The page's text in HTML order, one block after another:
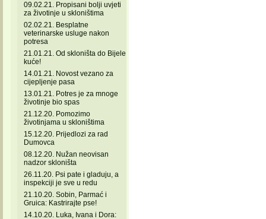
09.02.21. Propisani bolji uvjeti
za životinje u skloništima
02.02.21. Besplatne
veterinarske usluge nakon
potresa
21.01.21. Od skloništa do Bijele
kuće!
14.01.21. Novost vezano za
cijepljenje pasa
13.01.21. Potres je za mnoge
životinje bio spas
21.12.20. Pomozimo
životinjama u skloništima
15.12.20. Prijedlozi za rad
Dumovca
08.12.20. Nužan neovisan
nadzor skloništa
26.11.20. Psi pate i gladuju, a
inspekciji je sve u redu
21.10.20. Sobin, Parmać i
Gruica: Kastrirajte pse!
14.10.20. Luka, Ivana i Dora: